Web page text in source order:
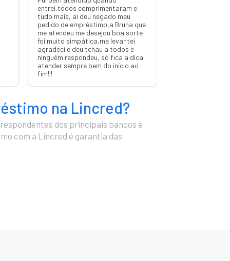
entrei,todos comprimentaram e
tudo mais, aí deu negado meu
pedido de empréstimo,a Bruna que
me atendeu me desejou boa sorte
foi muito simpática,me levantei
agradeci e deu tchau a todos e
ninguém respondeu, só fica a dica
atender sempre bem do início ao
fim!!!
na Lincred?
dos principais bancos e
com a Lincred é garantia das